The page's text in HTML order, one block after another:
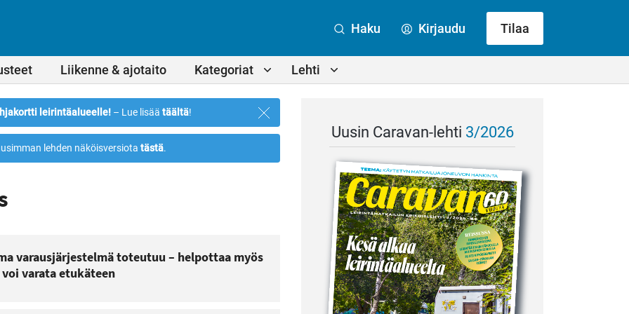
Liikenne & ajotaito Kategoriat Lehti
Haku Kirjaudu Tilaa
leirintäalueelle! – Lue lisää täältä!
Sulje
ilmoitus
lehden näköisversiota tästä.
varausjärjestelmä toteutuu – helpottaa myös
varata etukäteen
Uusin Caravan-lehti 3/2026